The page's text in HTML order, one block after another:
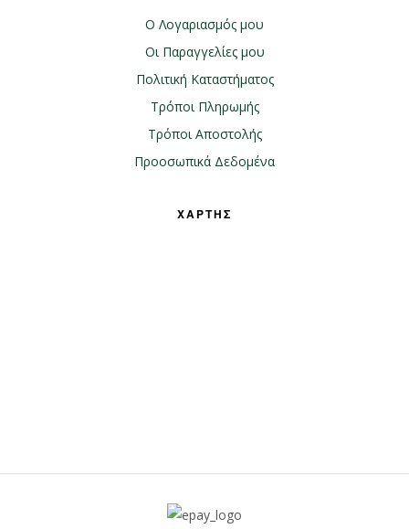
Ο Λογαριασμός μου
Οι Παραγγελίες μου
Πολιτική Καταστήματος
Τρόποι Πληρωμής
Τρόποι Αποστολής
Προοσωπικά Δεδομένα
ΧΑΡΤΗΣ